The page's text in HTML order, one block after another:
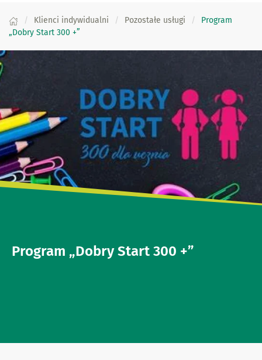
Klienci indywidualni Pozostałe usługi
Program
„Dobry Start 300 +”
Program „Dobry Start 300 +”